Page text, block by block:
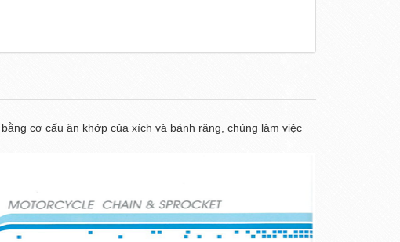
cơ cấu ăn khớp của xích và bánh răng, chúng làm việc